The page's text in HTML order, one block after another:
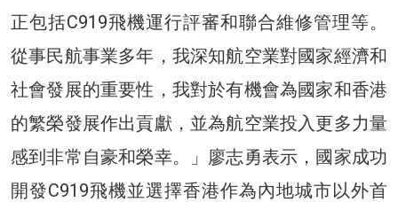
正包括C919飛機運行評審和聯合維修管理等。
從事民航事業多年，我深知航空業對國家經濟和
社會發展的重要性，我對於有機會為國家和香港
的繁榮發展作出貢獻，並為航空業投入更多力量
感到非常自豪和榮幸。」廖志勇表示，國家成功
開發C919飛機並選擇香港作為內地城市以外首